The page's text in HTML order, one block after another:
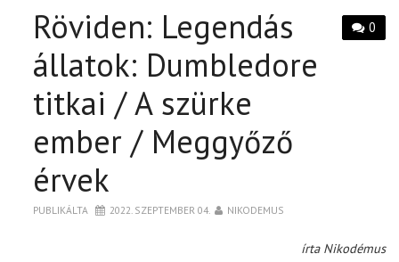
0
Röviden: Legendás
állatok: Dumbledore
titkai / A szürke
ember / Meggyőző
érvek
PUBLIKÁLTA 2022. SZEPTEMBER 04. NIKODEMUS
írta Nikodémus